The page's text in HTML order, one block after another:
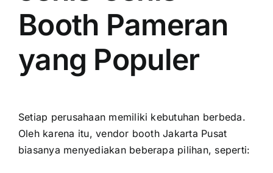
Booth Pameran
yang Populer
Setiap perusahaan memiliki kebutuhan berbeda.
Oleh karena itu, vendor booth Jakarta Pusat
biasanya menyediakan beberapa pilihan, seperti: